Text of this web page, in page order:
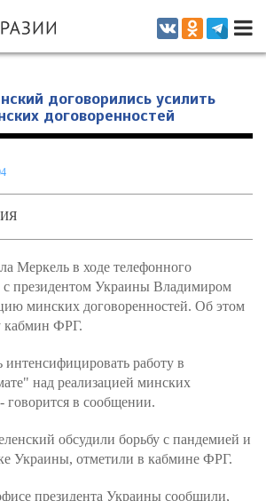
издание, посвященное актуальным
постсоветском пространстве
договорились усилить
договоренностей
Меркель в ходе телефонного
с президентом Украины Владимиром
минских договоренностей. Об этом
кабмин ФРГ.
работу в
над реализацией минских
говорится в сообщении.
обсудили борьбу с пандемией и
Украины, отметили в кабмине ФРГ.
президента Украины сообщили,